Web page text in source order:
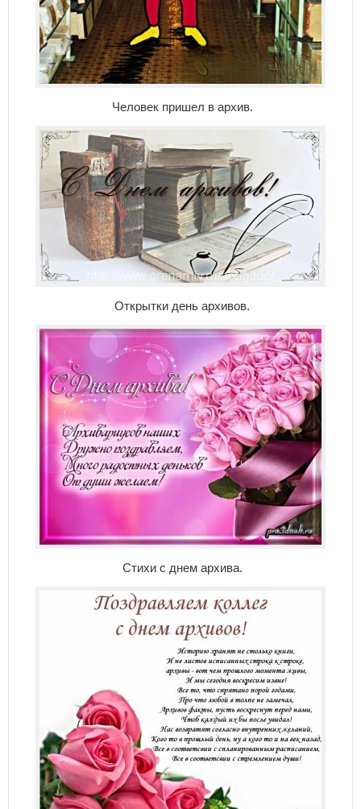
Человек пришел в архив.
Открытки день архивов.
Стихи с днем архива.